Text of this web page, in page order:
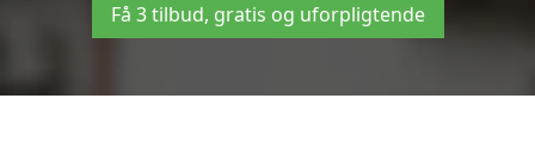
Få 3 tilbud, gratis og uforpligtende